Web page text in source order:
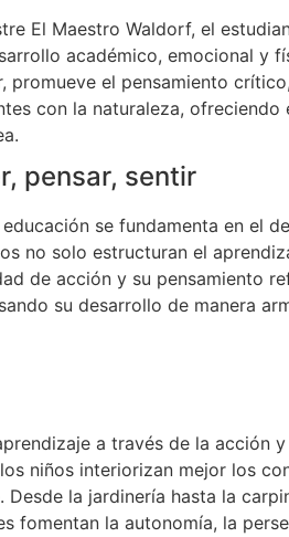
El Maestro Waldorf, el
académico, emocional y
promueve el pensamiento
con la naturaleza,
pensar, sentir
se fundamenta en el
no solo estructuran el
de acción y su pensamiento
su desarrollo de manera
a través de la acción
niños interiorizan mejor los
Desde la jardinería hasta la
fomentan la autonomía, la